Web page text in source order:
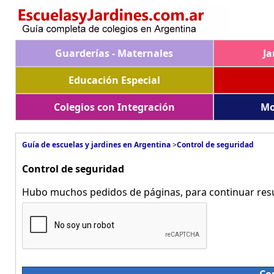
Guarderías - Maternales
Educación Especial
Colegios con Integración
Guía de escuelas y jardines en Argentina>Control de seguridad
Control de seguridad
Hubo muchos pedidos de páginas, para continuar